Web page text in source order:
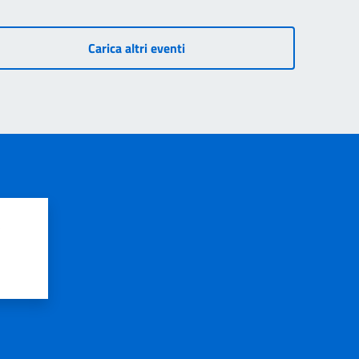
Carica altri eventi